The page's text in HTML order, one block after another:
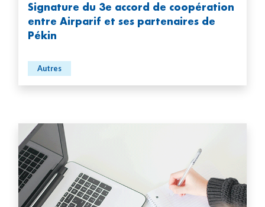
Signature du 3e accord de coopération
entre Airparif et ses partenaires de
Pékin
Autres